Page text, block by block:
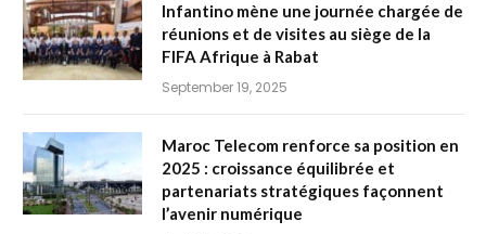
Infantino mène une journée chargée de
réunions et de visites au siège de la
FIFA Afrique à Rabat
September 19, 2025
Maroc Telecom renforce sa position en
2025 : croissance équilibrée et
partenariats stratégiques façonnent
l’avenir numérique